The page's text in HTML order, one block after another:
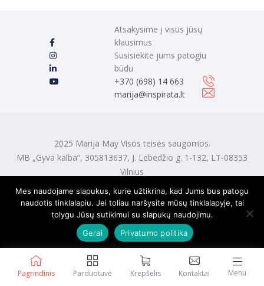
Pagrindinis Parduotuvė Krepšelis Kontaktai Menu
Atsakysime į visus jūsų
klausimus
Susisiekite jums patogiu
būdu
‭+370 (698) 14 663
marija@inspirata.lt
2025 Marija May Visos teisės saugomos.
MB „Gyva kalba“, 305813637, J. Lebedžio g. 1-132, LT-08353
Vilnius
Mes naudojame slapukus, kurie užtikrina, kad Jums bus patogu
naudotis tinklalapiu. Jei toliau naršysite mūsų tinklalapyje, tai
tolygu Jūsų sutikimui su slapukų naudojimu.
Gerai
Privatumo politika